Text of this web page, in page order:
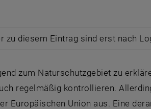
zu diesem Eintrag sind erst nach
zum Naturschutzgebiet zu
regelmäßig kontrollieren.
Europäischen Union aus. Eine